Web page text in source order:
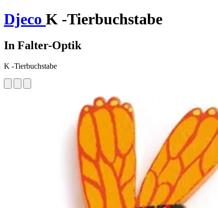
Djeco K -Tierbuchstabe
In Falter-Optik
K -Tierbuchstabe